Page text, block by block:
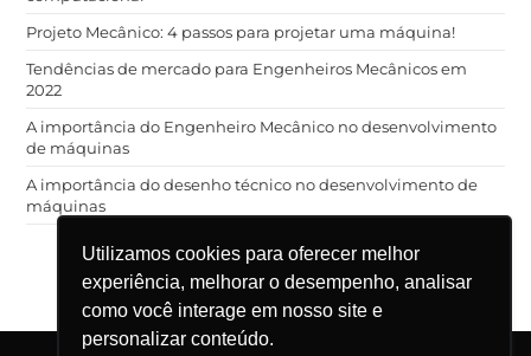
Utilizamos cookies para oferecer melhor
experiência, melhorar o desempenho, analisar
como você interage em nosso site e
personalizar conteúdo.
Projeto Mecânico: 4 passos para projetar uma máquina!
Tendências de mercado para Engenheiros Mecânicos em
2022
A importância do Engenheiro Mecânico no desenvolvimento
de máquinas
A importância do desenho técnico no desenvolvimento de
máquinas